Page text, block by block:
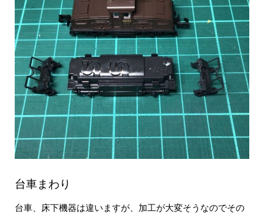
台車まわり
台車、床下機器は違いますが、加工が大変そうなのでその